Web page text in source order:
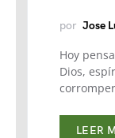
por Jose
Hoy
Dios,
LEER